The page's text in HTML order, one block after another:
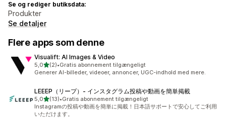
Se og rediger butiksdata:
Produkter
Se detaljer
Flere apps som denne
Visualift: AI Images & Video
5,0ud af 5 stjerner
(2)
2 anmeldelser i alt
•Gratis abonnement tilgængeligt
Generer AI-billeder, videoer, annoncer, UGC-indhold med mere.
LEEEP（リープ）‑ インスタグラム投稿や動画を簡単掲載
5,0ud af 5 stjerner
(13)
13 anmeldelser i alt
•Gratis abonnement tilgængeligt
Instagramの投稿や動画を簡単に掲載！日本語サポートで安心してご利用
いただけます。